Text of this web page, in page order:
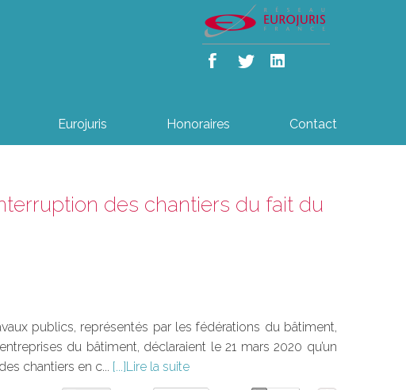
Eurojuris Honoraires Contact
des chantiers du fait du
publics, représentés par les fédérations du bâtiment,
du bâtiment, déclaraient le 21 mars 2020 qu’un
chantiers en c...
Lire la suite